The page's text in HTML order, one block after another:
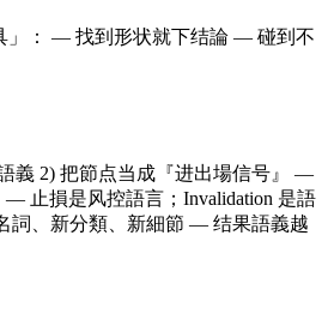
」： — 找到形状就下结論 — 碰到不
義 2) 把節点当成『进出場信号』 —
止損是风控語言；Invalidation 是語
詞、新分類、新細節 — 结果語義越